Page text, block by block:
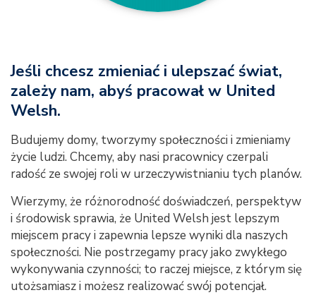
Jeśli chcesz zmieniać i ulepszać świat,
zależy nam, abyś pracował w United
Welsh.
Budujemy domy, tworzymy społeczności i zmieniamy
życie ludzi. Chcemy, aby nasi pracownicy czerpali
radość ze swojej roli w urzeczywistnianiu tych planów.
Wierzymy, że różnorodność doświadczeń, perspektyw
i środowisk sprawia, że United Welsh jest lepszym
miejscem pracy i zapewnia lepsze wyniki dla naszych
społeczności. Nie postrzegamy pracy jako zwykłego
wykonywania czynności; to raczej miejsce, z którym się
utożsamiasz i możesz realizować swój potencjał.